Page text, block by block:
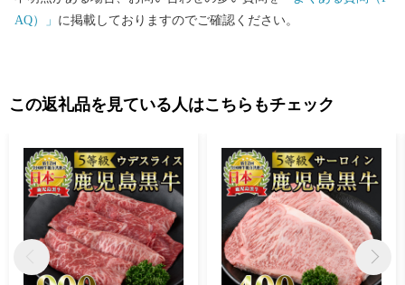
AQ）」 に掲載しておりますのでご確認ください。
この返礼品を見ている人はこちらもチェック